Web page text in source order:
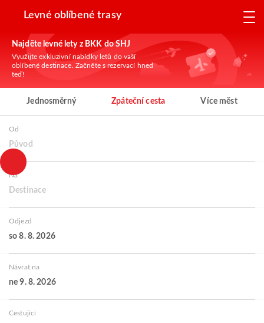
Levné oblíbené trasy
Najděte levné lety z BKK do SHJ
Využijte exkluzivní nabídky letů do vaší
oblíbené destinace. Začněte s rezervací hned
teď!
Jednosměrný Zpáteční cesta Více měst
Od
Původ
Na
Destinace
Odjezd
so 8. 8. 2026
Návrat na
ne 9. 8. 2026
Cestující